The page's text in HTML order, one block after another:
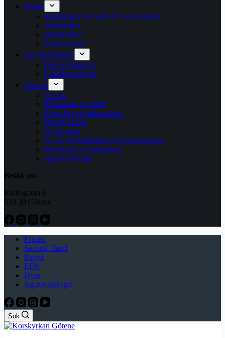
Media
Sändningar via Web-TV och lokal tv
Sändningar
Bibelstudier
Predikoserier
För medlemmar
Församlingsinfo
Lokalbokningen
Om oss
Vår tro
Målsättningar 2026
Kontakt och information
Bed & Tacka
Ge en gåva
Ge till församlingen via kyrkoavgiften
Hyra lokal i Korskyrkan
Jag har deltagit
Besök oss
Radiogatan 6
533 30 Götene
Prisma
Second Hand
Pingst
EFK
Hyra
Jag har deltagit
Sök